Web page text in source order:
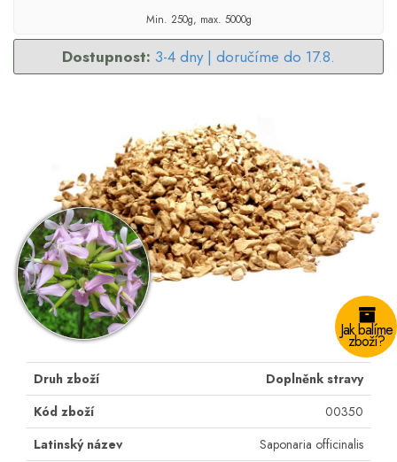
Min. 250g, max. 5000g
Dostupnost: 3-4 dny | doručíme do 17.8.
Jak balíme
zboží?
Druh zboží
Doplněnk stravy
Kód zboží
00350
Latinský název
Saponaria officinalis